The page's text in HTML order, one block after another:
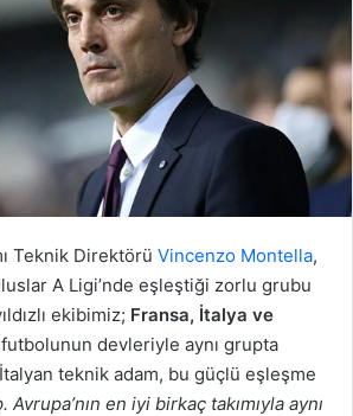
Teknik Direktörü Vincenzo Montella,
A Ligi’nde eşleştiği zorlu grubu
ekibimiz; Fransa, İtalya ve
devleriyle aynı grupta
teknik adam, bu güçlü eşleşme
en iyi birkaç takımıyla aynı